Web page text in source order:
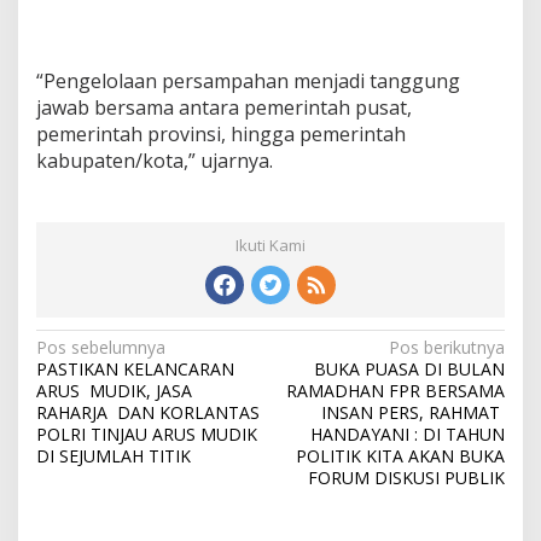
“Pengelolaan persampahan menjadi tanggung
jawab bersama antara pemerintah pusat,
pemerintah provinsi, hingga pemerintah
kabupaten/kota,” ujarnya.
Ikuti Kami
N
a
v
i
Pos sebelumnya
PASTIKAN KELANCARAN
ARUS MUDIK, JASA
RAHARJA DAN KORLANTAS
POLRI TINJAU ARUS MUDIK
DI SEJUMLAH TITIK
Pos berikutnya
BUKA PUASA DI BULAN
RAMADHAN FPR BERSAMA
INSAN PERS, RAHMAT
HANDAYANI : DI TAHUN
POLITIK KITA AKAN BUKA
FORUM DISKUSI PUBLIK